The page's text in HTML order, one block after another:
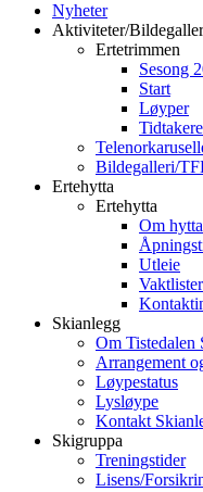
Nyheter
Aktiviteter/
Ertetrimmen
Sesong
Start
Løyper
Bildegalleri/
Ertehytta
Ertehytta
Om hytta
Utleie
Vaktlister
Skianlegg
Om Tistedalen
Arrangement
Løypestatus
Lysløype
Kontakt
Skigruppa
Treningstider
Lisens/